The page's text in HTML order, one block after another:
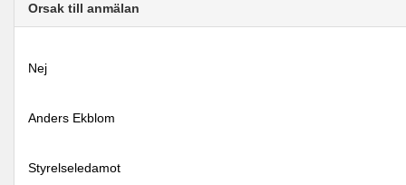
Orsak till anmälan
Nej
Anders Ekblom
Styrelseledamot